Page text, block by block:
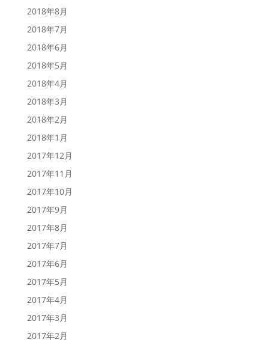
2018年8月
2018年7月
2018年6月
2018年5月
2018年4月
2018年3月
2018年2月
2018年1月
2017年12月
2017年11月
2017年10月
2017年9月
2017年8月
2017年7月
2017年6月
2017年5月
2017年4月
2017年3月
2017年2月